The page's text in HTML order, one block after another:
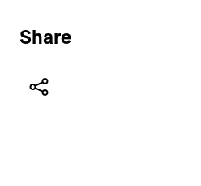
Share